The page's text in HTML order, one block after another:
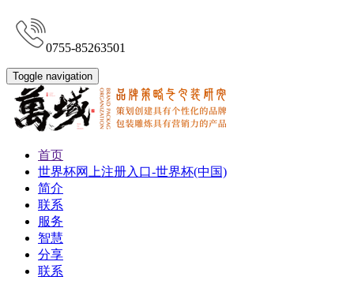
0755-85263501
Toggle navigation
首页
世界杯网上注册入口-世界杯(中国)
简介
联系
服务
智慧
分享
联系